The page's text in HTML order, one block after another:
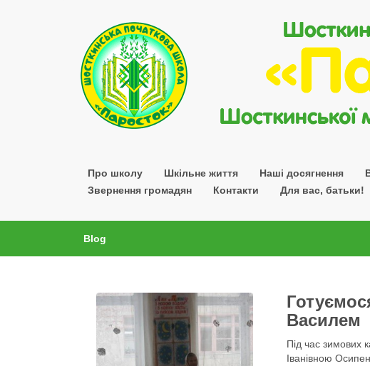
Про школу Шкільне життя Наші досягнення
Звернення громадян
Контакти Для вас, батьки!
Blog
Василем
Під час зимових
Іванівною